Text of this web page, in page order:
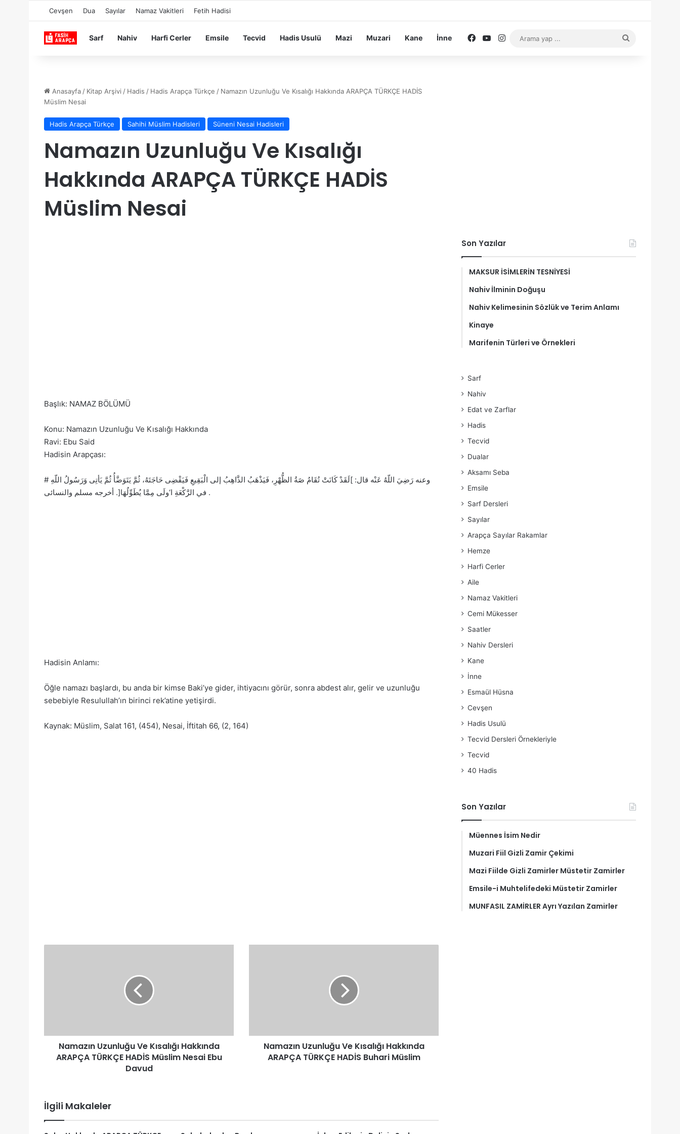
Cevşen Dua Sayılar Namaz Vakitleri Fetih Hadisi
Sarf Nahiv Harfi Cerler Emsile Tecvid Hadis Usulü Mazi Muzari Kane İnne Facebook
YouTube
Instagram
Anasayfa / Kitap Arşivi / Hadis / Hadis Arapça Türkçe / Namazın Uzunluğu Ve Kısalığı Hakkında ARAPÇA TÜRKÇE HADİS
Müslim Nesai
Hadis Arapça Türkçe Sahihi Müslim Hadisleri Süneni Nesai Hadisleri
Namazın Uzunluğu Ve Kısalığı
Hakkında ARAPÇA TÜRKÇE HADİS
Müslim Nesai
Başlık: NAMAZ BÖLÜMÜ
Konu: Namazın Uzunluğu Ve Kısalığı Hakkında
Ravi: Ebu Said
Hadisin Arapçası:
وعنه رَضِيَ اللّهُ عَنْه قال: ]لَقَدْ كَانَتْ تُقَامُ صََةُ الظُّهْرِ، فَيَذْهَبُ الذَّاهِبُ إلى الْبَقِيعِ فَيَقْضِى حَاجَتَهُ، ثُمَّ يَتَوَضَّأُ ثُمَّ يَأتِى وَرَسُولُ اللّهِ #
في الرَّكْعَةِ ا‘ولَى مِمَّا يُطَوِّلُهَا[. أخرجه مسلم والنسائى .
Hadisin Anlamı:
Öğle namazı başlardı, bu anda bir kimse Baki’ye gider, ihtiyacını görür, sonra abdest alır, gelir ve uzunluğu
sebebiyle Resulullah’ın birinci rek’atine yetişirdi.
Kaynak: Müslim, Salat 161, (454), Nesai, İftitah 66, (2, 164)
Müslim
NesaiNamazın Uzunluğu Ve Kısalığı Hakkında
ARAPÇA TÜRKÇE HADİS Müslim Nesai Ebu
Davud
Buhari
MüslimNamazın Uzunluğu Ve Kısalığı Hakkında
ARAPÇA TÜRKÇE HADİS Buhari Müslim
İlgili Makaleler
Son Yazılar
MAKSUR İSİMLERİN TESNİYESİ
Nahiv İlminin Doğuşu
Nahiv Kelimesinin Sözlük ve Terim Anlamı
Kinaye
Marifenin Türleri ve Örnekleri
Sarf
Nahiv
Edat ve Zarflar
Hadis
Tecvid
Dualar
Aksamı Seba
Emsile
Sarf Dersleri
Sayılar
Arapça Sayılar Rakamlar
Hemze
Harfi Cerler
Aile
Namaz Vakitleri
Cemi Mükesser
Saatler
Nahiv Dersleri
Kane
İnne
Esmaül Hüsna
Cevşen
Hadis Usulü
Tecvid Dersleri Örnekleriyle
Tecvid
40 Hadis
Son Yazılar
Müennes İsim Nedir
Muzari Fiil Gizli Zamir Çekimi
Mazi Fiilde Gizli Zamirler Müstetir Zamirler
Emsile-i Muhtelifedeki Müstetir Zamirler
MUNFASIL ZAMİRLER Ayrı Yazılan Zamirler